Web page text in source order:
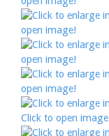
open image!
open image!
open image!
Click to open